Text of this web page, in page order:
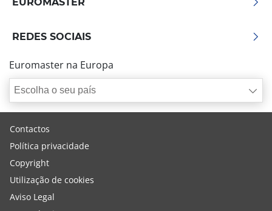
REDES SOCIAIS
Euromaster na Europa
Escolha o seu país
Contactos
Política privacidade
Copyright
Utilização de cookies
Aviso Legal